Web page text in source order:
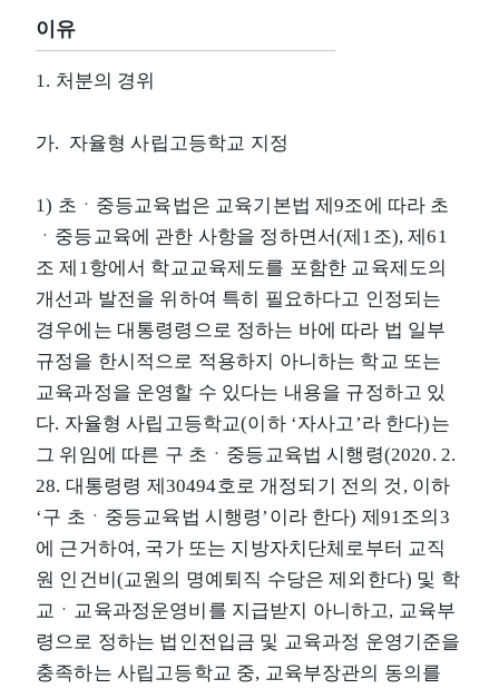
이유
1. 처분의 경위
가. 자율형 사립고등학교 지정
1) 초ㆍ중등교육법은 교육기본법 제9조에 따라 초
ㆍ중등교육에 관한 사항을 정하면서(제1조), 제61
조 제1항에서 학교교육제도를 포함한 교육제도의
개선과 발전을 위하여 특히 필요하다고 인정되는
경우에는 대통령령으로 정하는 바에 따라 법 일부
규정을 한시적으로 적용하지 아니하는 학교 또는
교육과정을 운영할 수 있다는 내용을 규정하고 있
다. 자율형 사립고등학교(이하 ‘자사고’라 한다)는
그 위임에 따른 구 초ㆍ중등교육법 시행령(2020. 2.
28. 대통령령 제30494호로 개정되기 전의 것, 이하
‘구 초ㆍ중등교육법 시행령’이라 한다) 제91조의3
에 근거하여, 국가 또는 지방자치단체로부터 교직
원 인건비(교원의 명예퇴직 수당은 제외한다) 및 학
교ㆍ교육과정운영비를 지급받지 아니하고, 교육부
령으로 정하는 법인전입금 및 교육과정 운영기준을
충족하는 사립고등학교 중, 교육부장관의 동의를